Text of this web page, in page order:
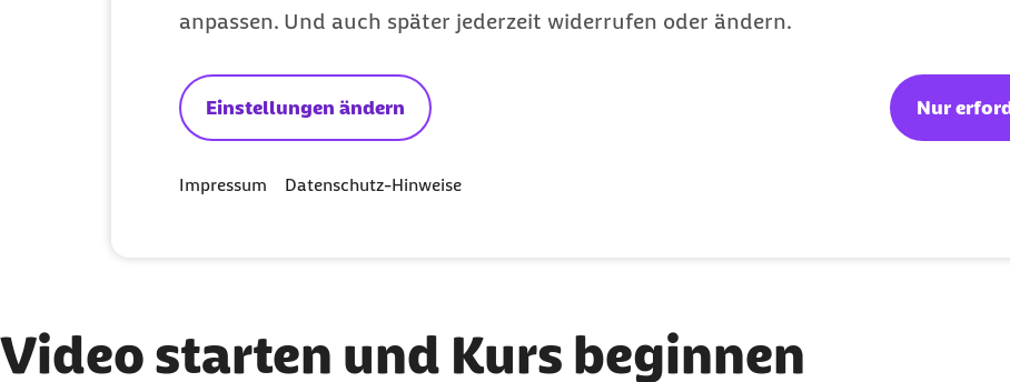
anpassen. Und auch später jederzeit widerrufen oder ändern.
Einstellungen ändern Nur
Impressum Datenschutz-Hinweise
Svenja Folkerts
Fachreferentin im Betrieblichen
Unternehmenskultur und Leadership, Barmer
Video starten und Kurs beginnen